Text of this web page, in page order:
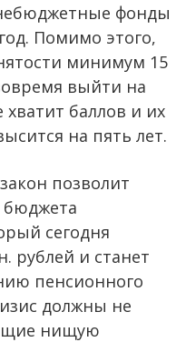
фонды
Помимо этого,
минимум 15
выйти на
баллов и их
на пять лет.
позволит
бюджета
сегодня
рублей и станет
пенсионного
должны не
нищую